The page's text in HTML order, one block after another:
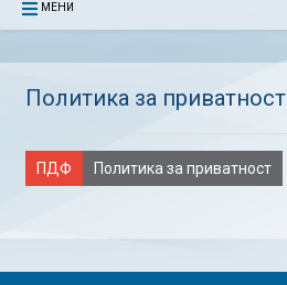
МЕНИ
Политика за приватност
ПДФ Политика за приватност